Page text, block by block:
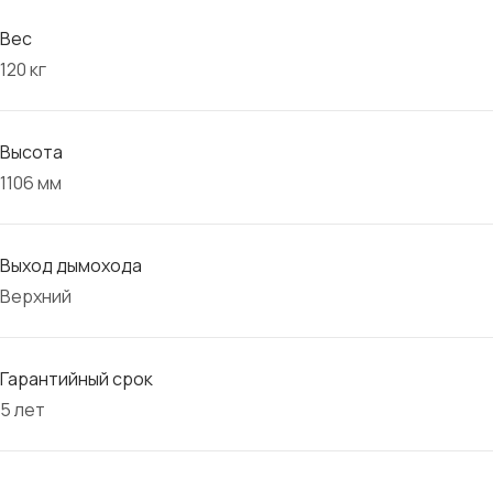
Вес
120 кг
Высота
1106 мм
Выход дымохода
Верхний
Гарантийный срок
5 лет